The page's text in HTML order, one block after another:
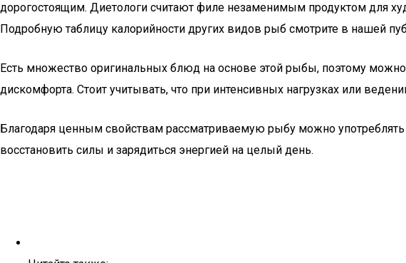
дорогостоящим. Диетологи считают филе незаменимым продуктом для
Подробную таблицу калорийности других видов рыб смотрите в нашей
Есть множество оригинальных блюд на основе этой рыбы, поэтому
дискомфорта. Стоит учитывать, что при интенсивных нагрузках или
Благодаря ценным свойствам рассматриваемую рыбу можно
восстановить силы и зарядиться энергией на целый день.